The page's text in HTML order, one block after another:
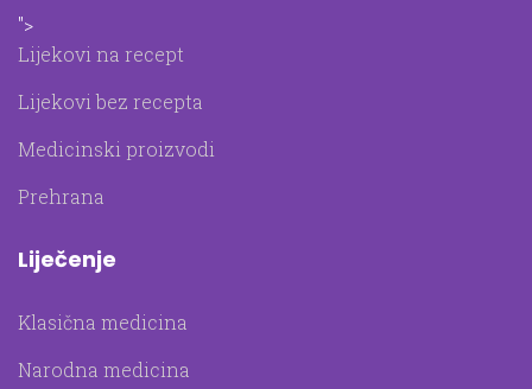
">
Lijekovi na recept
Lijekovi bez recepta
Medicinski proizvodi
Prehrana
Liječenje
Klasična medicina
Narodna medicina